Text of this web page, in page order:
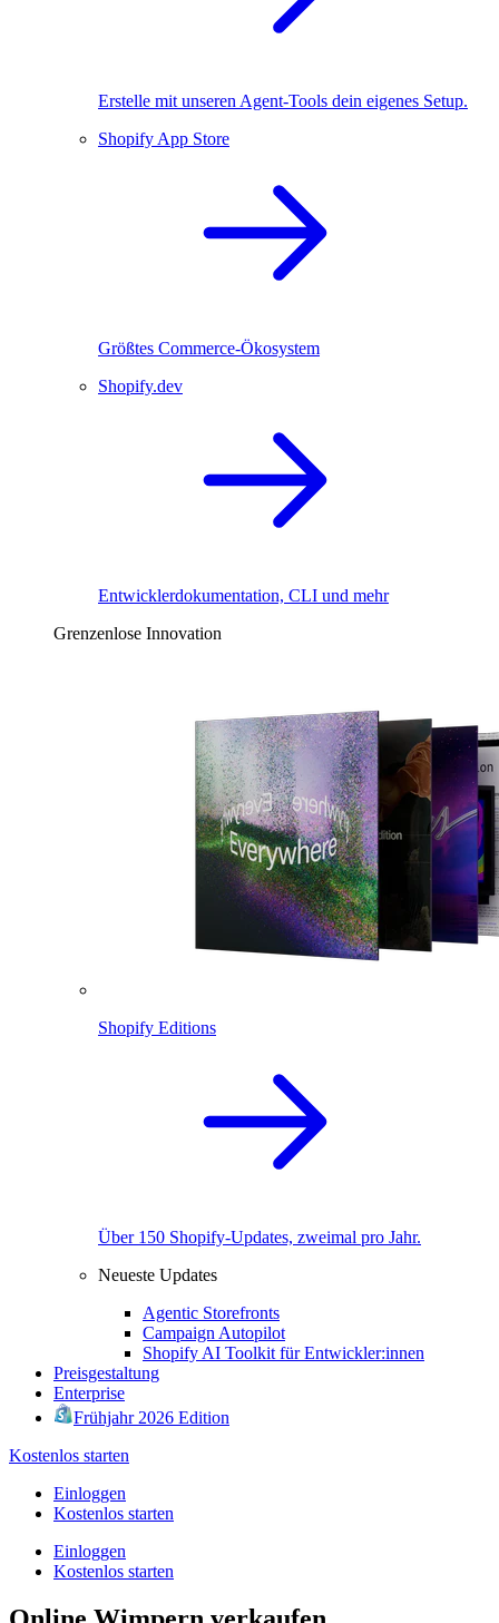
Erstelle mit unseren Agent-Tools dein eigenes Setup.
Shopify App Store
Größtes Commerce-Ökosystem
Shopify.dev
Entwicklerdokumentation, CLI und mehr
Grenzenlose Innovation
Shopify Editions
Über 150 Shopify-Updates, zweimal pro Jahr.
Neueste Updates
Agentic Storefronts
Campaign Autopilot
Shopify AI Toolkit für Entwickler:innen
Preisgestaltung
Enterprise
Frühjahr 2026 Edition
Kostenlos starten
Einloggen
Kostenlos starten
Einloggen
Kostenlos starten